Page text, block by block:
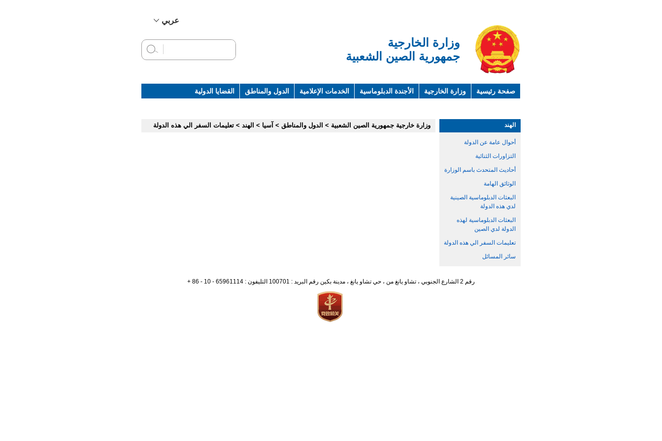
عربي
English
وزارة الخارجية
جمهورية الصين الشعبية
صفحة رئيسية وزارة الخارجية الأجندة الدبلوماسية الخدمات الإعلامية الدول والمناطق
القضايا الدولية
الهند
أحوال عامة عن الدولة
التزاورات الثنائية
أحاديث المتحدث باسم الوزارة
الوثائق الهامة
البعثات الدبلوماسية الصينية
لدي هذه الدولة
البعثات الدبلوماسية لهذه
الدولة لدي الصين
تعليمات السفر الي هذه الدولة
سائر المسائل
وزارة خارجية جمهورية الصين الشعبية > الدول والمناطق > آسيا > الهند > تعليمات السفر الي هذه الدولة
رقم 2 الشارع الجنوبي ، تشاو يانغ من ، حي تشاو يانغ ، مدينة بكين رقم البريد : 100701 التليفون : 65961114 - 10 - 86 +